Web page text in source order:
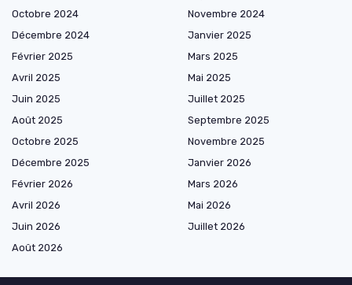
Octobre 2024
Novembre 2024
Décembre 2024
Janvier 2025
Février 2025
Mars 2025
Avril 2025
Mai 2025
Juin 2025
Juillet 2025
Août 2025
Septembre 2025
Octobre 2025
Novembre 2025
Décembre 2025
Janvier 2026
Février 2026
Mars 2026
Avril 2026
Mai 2026
Juin 2026
Juillet 2026
Août 2026